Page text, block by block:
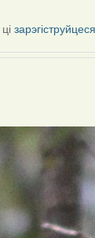
цізарэгіструйцеся